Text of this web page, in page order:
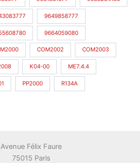
9649858777
9664059080
COM2002 COM2003
K04-00 ME7.4.4
PP2000 R134A
Avenue Félix Faure
75015 Paris